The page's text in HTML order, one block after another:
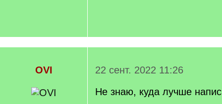
OVI
22 сент. 2022 11:26
Не знаю, куда лучше